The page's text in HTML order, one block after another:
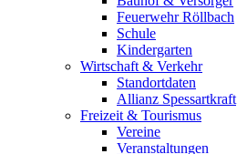
Feuerwehr Röllbach
Schule
Kindergarten
Wirtschaft & Verkehr
Standortdaten
Allianz Spessartkraft
Freizeit & Tourismus
Vereine
Veranstaltungen